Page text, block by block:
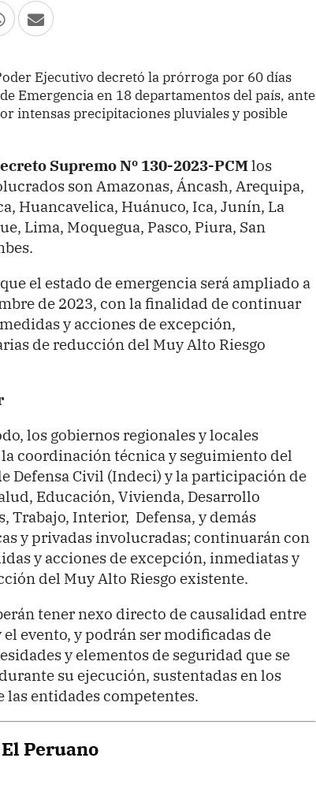
Ejecutivo decretó la prórroga por 60 días
Emergencia en 18 departamentos del país, ante
intensas precipitaciones pluviales y posible
Supremo Nº 130-2023-PCMlos
son Amazonas, Áncash, Arequipa,
Huancavelica, Huánuco, Ica, Junín, La
Lima, Moquegua, Pasco, Piura, San
el estado de emergencia será ampliado a
de 2023, con la finalidad de continuar
y acciones de excepción,
de reducción del Muy Alto Riesgo
los gobiernos regionales y locales
coordinación técnica y seguimiento del
Defensa Civil (Indeci) y la participación de
Educación, Vivienda, Desarrollo
Trabajo, Interior, Defensa, y demás
y privadas involucradas; continuarán con
y acciones de excepción, inmediatas y
del Muy Alto Riesgo existente.
tener nexo directo de causalidad entre
evento, y podrán ser modificadas de
y elementos de seguridad que se
su ejecución, sustentadas en los
las entidades competentes.
Peruano